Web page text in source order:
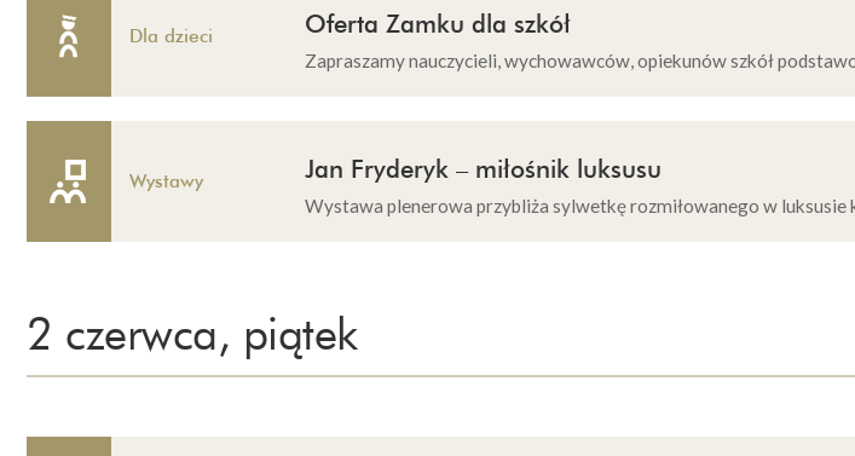
Dla dzieci Oferta Zamku dla szkół
Zapraszamy nauczycieli, wychowawców, opiekunów szkół
Wystawy Jan Fryderyk – miłośnik luksusu
Wystawa plenerowa przybliża sylwetkę rozmiłowanego w
2 czerwca, piątek